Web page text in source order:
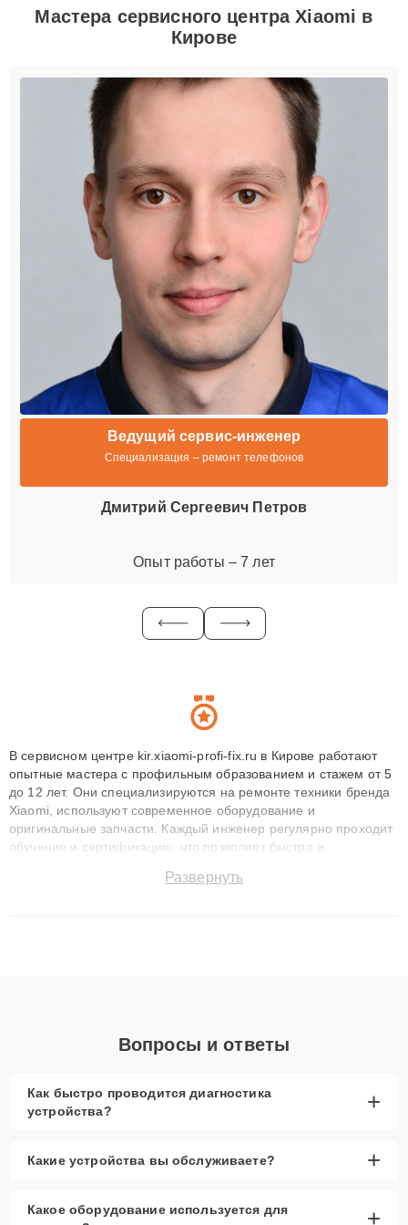
Мастера сервисного центра Xiaomi в
Кирове
Ведущий сервис-инженер
Специализация – ремонт телефонов
Дмитрий Сергеевич Петров
Опыт работы – 7 лет
В сервисном центре kir.xiaomi-profi-fix.ru в Кирове работают
опытные мастера с профильным образованием и стажем от 5
до 12 лет. Они специализируются на ремонте техники бренда
Xiaomi, используют современное оборудование и
оригинальные запчасти. Каждый инженер регулярно проходит
обучение и сертификацию, что позволяет быстро и
сохранением гарантии до 3 лет. Наши мастера решают
Развернуть
Вопросы и ответы
Как быстро проводится диагностика
устройства?
+
Какие устройства вы обслуживаете? +
Какое оборудование используется для
+